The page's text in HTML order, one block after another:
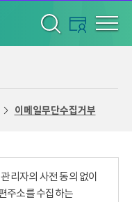
이메일무단수집거부
리자의 사전 동의 없이
주소를 수집하는